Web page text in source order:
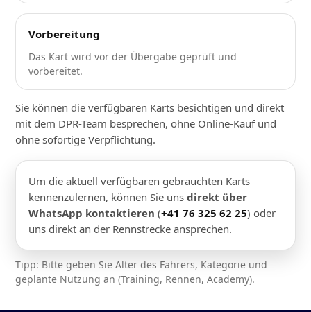
Vorbereitung
Das Kart wird vor der Übergabe geprüft und
vorbereitet.
Sie können die verfügbaren Karts besichtigen und direkt
mit dem DPR-Team besprechen, ohne Online-Kauf und
ohne sofortige Verpflichtung.
Um die aktuell verfügbaren gebrauchten Karts
kennenzulernen, können Sie uns direkt über
WhatsApp kontaktieren (+41 76 325 62 25) oder
uns direkt an der Rennstrecke ansprechen.
Tipp: Bitte geben Sie Alter des Fahrers, Kategorie und
geplante Nutzung an (Training, Rennen, Academy).